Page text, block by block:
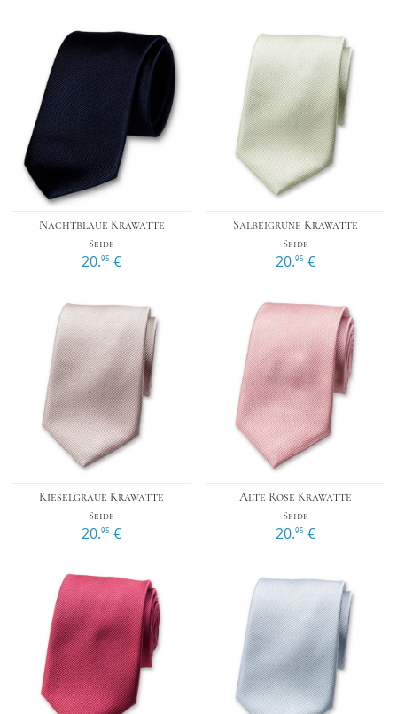
Nachtblaue Krawatte
Seide
20.95 €
Salbeigrüne Krawatte
Seide
20.95 €
Kieselgraue Krawatte
Seide
20.95 €
Alte Rose Krawatte
Seide
20.95 €